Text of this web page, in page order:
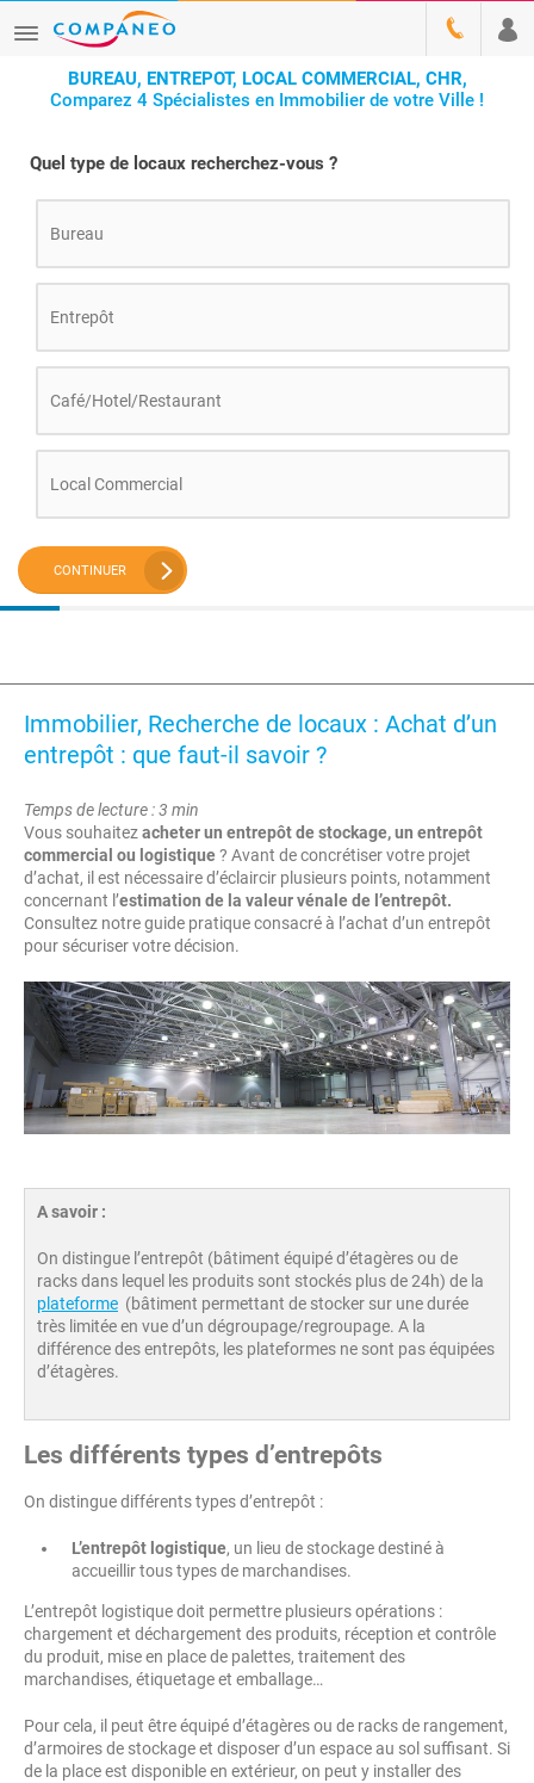
BUREAU, ENTREPOT, LOCAL COMMERCIAL, CHR,
Comparez 4 Spécialistes en Immobilier de votre Ville !
Quel type de locaux recherchez-vous ?
Bureau
Entrepôt
Café/Hotel/Restaurant
Local Commercial
CONTINUER
Immobilier, Recherche de locaux : Achat d’un
entrepôt : que faut-il savoir ?
Temps de lecture : 3 min
Vous souhaitezacheter un entrepôt de stockage, un entrepôt
commercial ou logistique? Avant de concrétiser votre projet
d’achat, il est nécessaire d’éclaircir plusieurs points, notamment
concernant l’estimation de la valeur vénale de l’entrepôt.
Consultez notre guide pratique consacré à l’achat d’un entrepôt
pour sécuriser votre décision.
A savoir :
On distingue l’entrepôt (bâtiment équipé d’étagères ou de
racks dans lequel les produits sont stockés plus de 24h) de la
plateforme (bâtiment permettant de stocker sur une durée
très limitée en vue d’un dégroupage/regroupage. A la
différence des entrepôts, les plateformes ne sont pas équipées
d’étagères.
Les différents types d’entrepôts
On distingue différents types d’entrepôt :
L’entrepôt logistique, un lieu de stockage destiné à
accueillir tous types de marchandises.
L’entrepôt logistique doit permettre plusieurs opérations :
chargement et déchargement des produits, réception et contrôle
du produit, mise en place de palettes, traitement des
marchandises, étiquetage et emballage…
Pour cela, il peut être équipé d’étagères ou de racks de rangement,
d’armoires de stockage et disposer d’un espace au sol suffisant. Si
de la place est disponible en extérieur, on peut y installer des